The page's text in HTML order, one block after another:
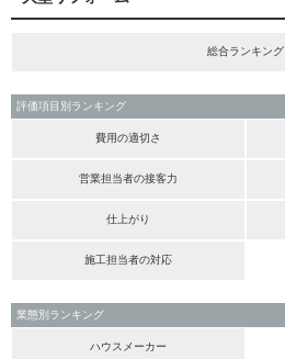
総合ランキング
評価項目別ランキング
費用の適切さ
営業担当者の接客力
仕上がり
施工担当者の対応
業態別ランキング
ハウスメーカー